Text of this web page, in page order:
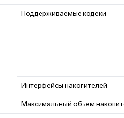
Поддерживаемые кодеки
Интерфейсы накопителей
Максимальный объем